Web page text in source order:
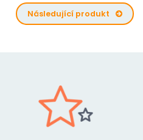
Následující produkt